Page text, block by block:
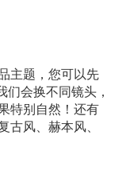
主题，您可以先
会换不同镜头，
特别自然！还有
古风、赫本风、